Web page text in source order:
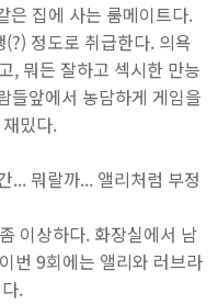
은 집에 사는 룸메이트다.
정도로 취급한다. 의욕
, 뭐든 잘하고 섹시한 만능
들앞에서 농담하게 게임을
밌다.
... 뭐랄까... 앨리처럼 부정
이상하다. 화장실에서 남
번 9회에는 앨리와 러브라
.